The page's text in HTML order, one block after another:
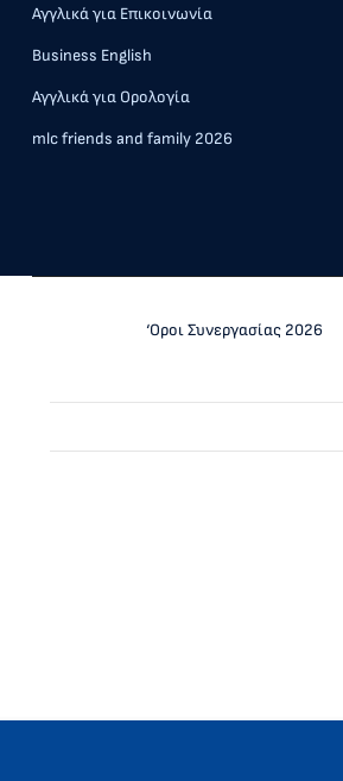
Αγγλικά για Επικοινωνία
Business English
Αγγλικά για Ορολογία
mlc friends and family 2026
‘Οροι Συνεργασίας 2026